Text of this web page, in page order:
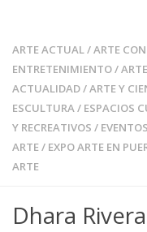
ARTE ACTUAL/ARTE
ENTRETENIMIENTO/
ACTUALIDAD/ARTE Y
ESCULTURA/ ESPACIOS
Y RECREATIVOS /
ARTE/ EXPO ARTE EN
ARTE
Dhara